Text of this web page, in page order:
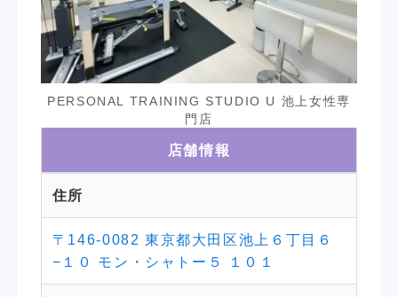
PERSONAL TRAINING STUDIO U 池上女性専
門店
店舗情報
住所
〒146-0082 東京都大田区池上６丁目６
−１０ モン・シャトー５ １０１